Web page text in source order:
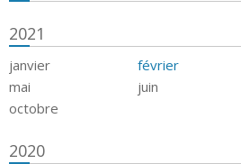
2021
janvier février
mai
juin
octobre
2020